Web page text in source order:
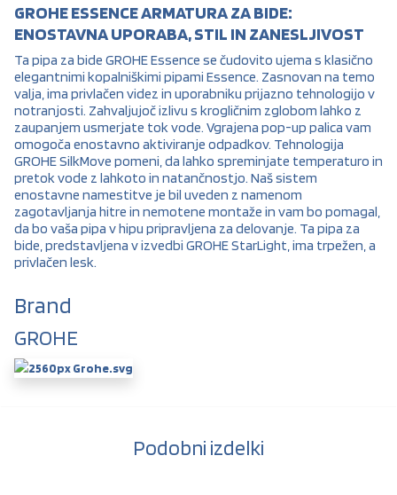
GROHE ESSENCE ARMATURA ZA BIDE:
ENOSTAVNA UPORABA, STIL IN ZANESLJIVOST
Ta pipa za bide GROHE Essence se čudovito ujema s klasično
elegantnimi kopalniškimi pipami Essence. Zasnovan na temo
valja, ima privlačen videz in uporabniku prijazno tehnologijo v
notranjosti. Zahvaljujoč izlivu s krogličnim zglobom lahko z
zaupanjem usmerjate tok vode. Vgrajena pop-up palica vam
omogoča enostavno aktiviranje odpadkov. Tehnologija
GROHE SilkMove pomeni, da lahko spreminjate temperaturo in
pretok vode z lahkoto in natančnostjo. Naš sistem
enostavne namestitve je bil uveden z namenom
zagotavljanja hitre in nemotene montaže in vam bo pomagal,
da bo vaša pipa v hipu pripravljena za delovanje. Ta pipa za
bide, predstavljena v izvedbi GROHE StarLight, ima trpežen, a
privlačen lesk.
Brand
GROHE
Podobni izdelki